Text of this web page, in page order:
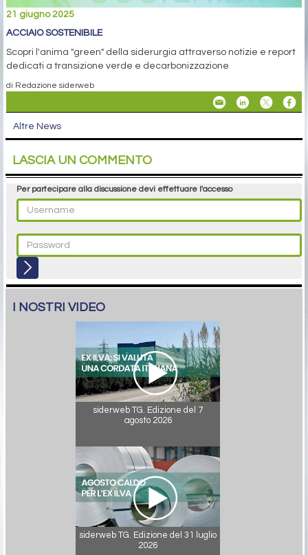
21 giugno 2025
ACCIAIO SOSTENIBILE
Scopri l'anima "green" della siderurgia attraverso notizie e report
dedicati a transizione verde e decarbonizzazione
di Redazione siderweb
Altre News
LASCIA UN COMMENTO
Per partecipare alla discussione devi effettuare l'accesso
I NOSTRI VIDEO
siderweb TG. Edizione del 7
agosto 2026
siderweb TG. Edizione del 31 luglio
2026